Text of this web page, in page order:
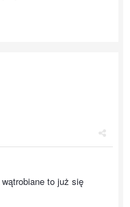
to już się